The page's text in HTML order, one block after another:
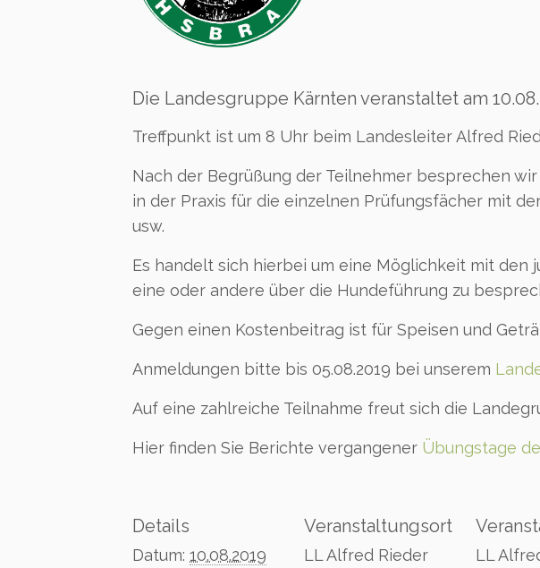
Die Landesgruppe Kärnten veranstaltet am
Treffpunkt ist um 8 Uhr beim Landesleiter Alfred
Nach der Begrüßung der Teilnehmer besprechen
in der Praxis für die einzelnen Prüfungsfächer mit
usw.
Es handelt sich hierbei um eine Möglichkeit mit den
eine oder andere über die Hundeführung zu
Gegen einen Kostenbeitrag ist für Speisen und
Anmeldungen bitte bis 05.08.2019 bei unserem
Auf eine zahlreiche Teilnahme freut sich die
Hier finden Sie Berichte vergangener Übungstage
Details
Datum: 10.08.2019
Veranstaltungsort
LL Alfred Rieder
LL